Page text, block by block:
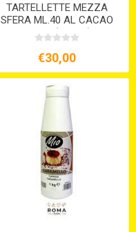
TARTELLETTE MEZZA
SFERA ML.40 AL CACAO
BRISE' (pz.108)
€30,00